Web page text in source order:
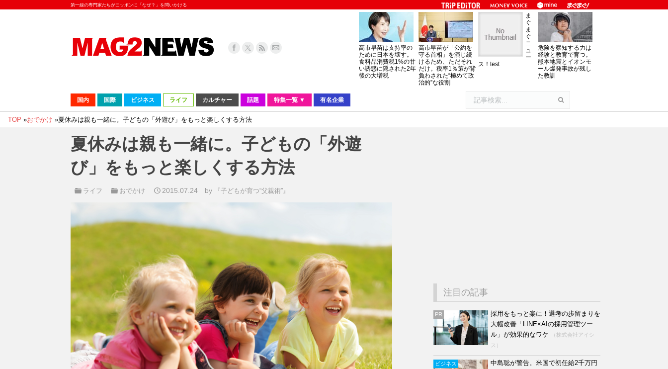
第一線の専門家たちがニッポンに「なぜ？」を問いかける
高市早苗は支持率の
ために日本を壊す。
食料品消費税1%の甘
い誘惑に隠された2年
後の大増税
高市早苗が「公約を
守る首相」を演じ続
けるため、ただそれ
だけ。税率1％策が背
負わされた“極めて政
治的”な役割
ま
ぐ
ま
ぐ
ニ
ュ
ー
ス！test
危険を察知する力は
経験と教育で育つ。
熊本地震とイオンモ
ール爆発事故が残し
た教訓
国内 国際 ビジネス ライフ カルチャー 話題 特集一覧 ▼ 有名企業
TOP »おでかけ »夏休みは親も一緒に。子どもの「外遊び」をもっと楽しくする方法
夏休みは親も一緒に。子どもの「外遊
び」をもっと楽しくする方法
ライフ おでかけ 2015.07.24 by 『子どもが育つ“父親術”』
注目の記事
PR
採用をもっと楽に！選考の歩留まりを
大幅改善「LINE×AIの採用管理ツー
ル」が効果的なワケ
（株式会社アイシ
ス）
ビジネス
中島聡が警告。米国で初任給2千万円